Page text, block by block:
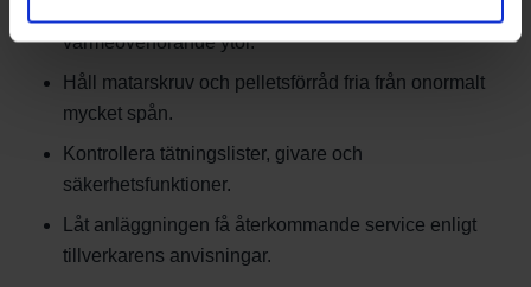
värmeöverförande ytor.
Håll matarskruv och pelletsförråd fria från onormalt
mycket spån.
Kontrollera tätningslister, givare och
säkerhetsfunktioner.
Låt anläggningen få återkommande service enligt
tillverkarens anvisningar.